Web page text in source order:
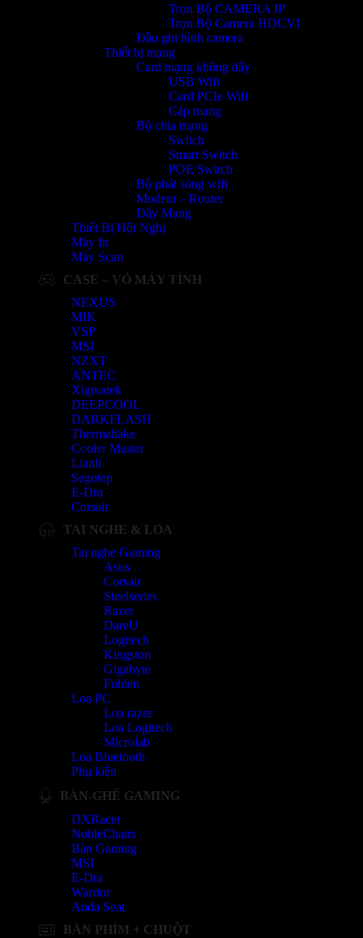
Trọn Bộ CAMERA IP
Trọn Bộ Camera HDCVI
Đầu ghi hình camera
Thiết bị mạng
Card mạng không dây
USB Wifi
Card PCIe Wifi
Cáp mạng
Bộ chia mạng
Switch
Smart Switch
POE Switch
Bộ phát sóng wifi
Modem – Router
Dây Mạng
Thiết Bị Hội Nghị
Máy In
Máy Scan
CASE – VỎ MÁY TÍNH
NEXUS
MIK
VSP
MSI
NZXT
ANTEC
Xigmatek
DEEPCOOL
DARKFLASH
Thermaltake
Cooler Master
Lianli
Segotep
E-Dra
Corsair
TAI NGHE & LOA
Tai nghe Gaming
Asus
Corsair
Steelseries
Razer
DareU
Logitech
Kingston
Gigabyte
Fuhlen
Loa PC
Loa razer
Loa Logitech
Microlab
Loa Bluetooth
Phụ kiện
BÀN-GHẾ GAMING
DXRacer
NobleChairs
Bàn Gaming
MSI
E-Dra
Warrior
Anda Seat
BÀN PHÍM + CHUỘT